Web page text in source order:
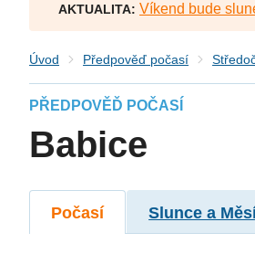
AKTUALITA: Víkend bude
Úvod Předpověď počasí
PŘEDPOVĚĎ POČASÍ
Babice
Počasí Slunce a